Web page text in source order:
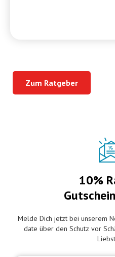
Zum Ratgeber
10%
Melde Dich jetzt bei unserem
date über den Schutz vor